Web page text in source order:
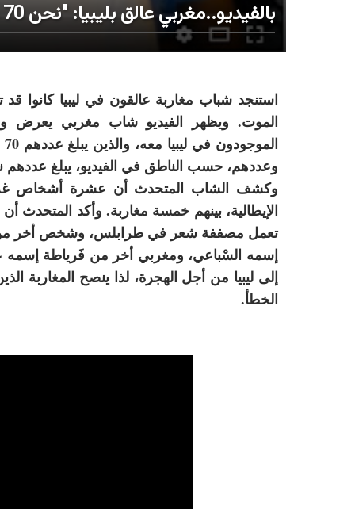
بالفيديو..مغربي عالق بليبيا: "نحن 70 مغربي مات منا 5 ولم نسافر بعد إلى إيطاليا"
استنجد شباب مغاربة عالقون في ليبيا كانوا
الموت. ويظهر الفيديو شاب مغربي يعرض
وعددهم، حسب الناطق في الفيديو، يبلغ عددهم نحو 40
وكشف الشاب المتحدث أن عشرة أشخاص
الإيطالية، بينهم خمسة مغاربة. وأكد المتحدث
تعمل مصففة شعر في طرابلس، وشخص أخر من
إسمه السْباعي، ومغربي أخر من فَرياطة إسمه
إلى ليبيا من أجل الهجرة، لذا ينصح المغاربة
الخطأ.